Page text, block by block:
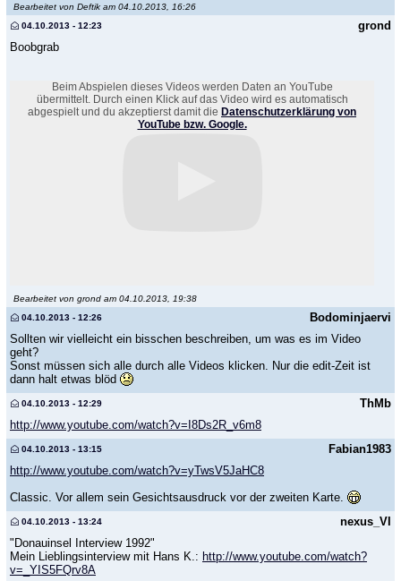
Bearbeitet von Deftik am 04.10.2013, 16:26
grond
04.10.2013 - 12:23
Boobgrab
Beim Abspielen dieses Videos werden Daten an YouTube
übermittelt. Durch einen Klick auf das Video wird es automatisch
abgespielt und du akzeptierst damit die Datenschutzerklärung von
YouTube bzw. Google.
Bearbeitet von grond am 04.10.2013, 19:38
Bodominjaervi
04.10.2013 - 12:26
Sollten wir vielleicht ein bisschen beschreiben, um was es im Video
geht?
Sonst müssen sich alle durch alle Videos klicken. Nur die edit-Zeit ist
dann halt etwas blöd
ThMb
04.10.2013 - 12:29
http://www.youtube.com/watch?v=I8Ds2R_v6m8
Fabian1983
04.10.2013 - 13:15
http://www.youtube.com/watch?v=yTwsV5JaHC8
Classic. Vor allem sein Gesichtsausdruck vor der zweiten Karte.
nexus_VI
04.10.2013 - 13:24
"Donauinsel Interview 1992"
Mein Lieblingsinterview mit Hans K.: http://www.youtube.com/watch?
v=_YIS5FQrv8A